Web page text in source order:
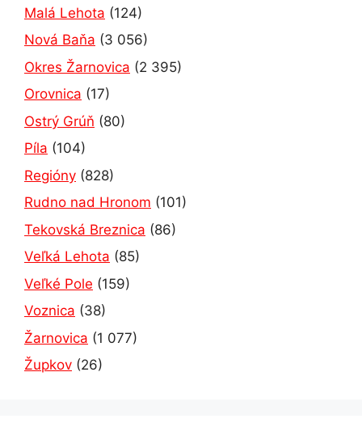
Malá Lehota (124)
Nová Baňa (3 056)
Okres Žarnovica (2 395)
Orovnica (17)
Ostrý Grúň (80)
Píla (104)
Regióny (828)
Rudno nad Hronom (101)
Tekovská Breznica (86)
Veľká Lehota (85)
Veľké Pole (159)
Voznica (38)
Žarnovica (1 077)
Župkov (26)